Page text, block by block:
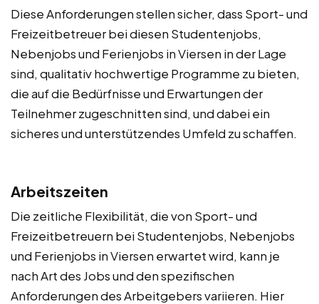
Diese Anforderungen stellen sicher, dass Sport- und
Freizeitbetreuer bei diesen Studentenjobs,
Nebenjobs und Ferienjobs in Viersen in der Lage
sind, qualitativ hochwertige Programme zu bieten,
die auf die Bedürfnisse und Erwartungen der
Teilnehmer zugeschnitten sind, und dabei ein
sicheres und unterstützendes Umfeld zu schaffen.
Arbeitszeiten
Die zeitliche Flexibilität, die von Sport- und
Freizeitbetreuern bei Studentenjobs, Nebenjobs
und Ferienjobs in Viersen erwartet wird, kann je
nach Art des Jobs und den spezifischen
Anforderungen des Arbeitgebers variieren. Hier